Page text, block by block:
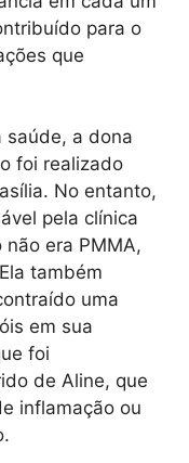
para o
que
saúde, a dona
foi realizado
No entanto,
pela clínica
era PMMA,
também
uma
em sua
foi
de Aline, que
inflamação ou